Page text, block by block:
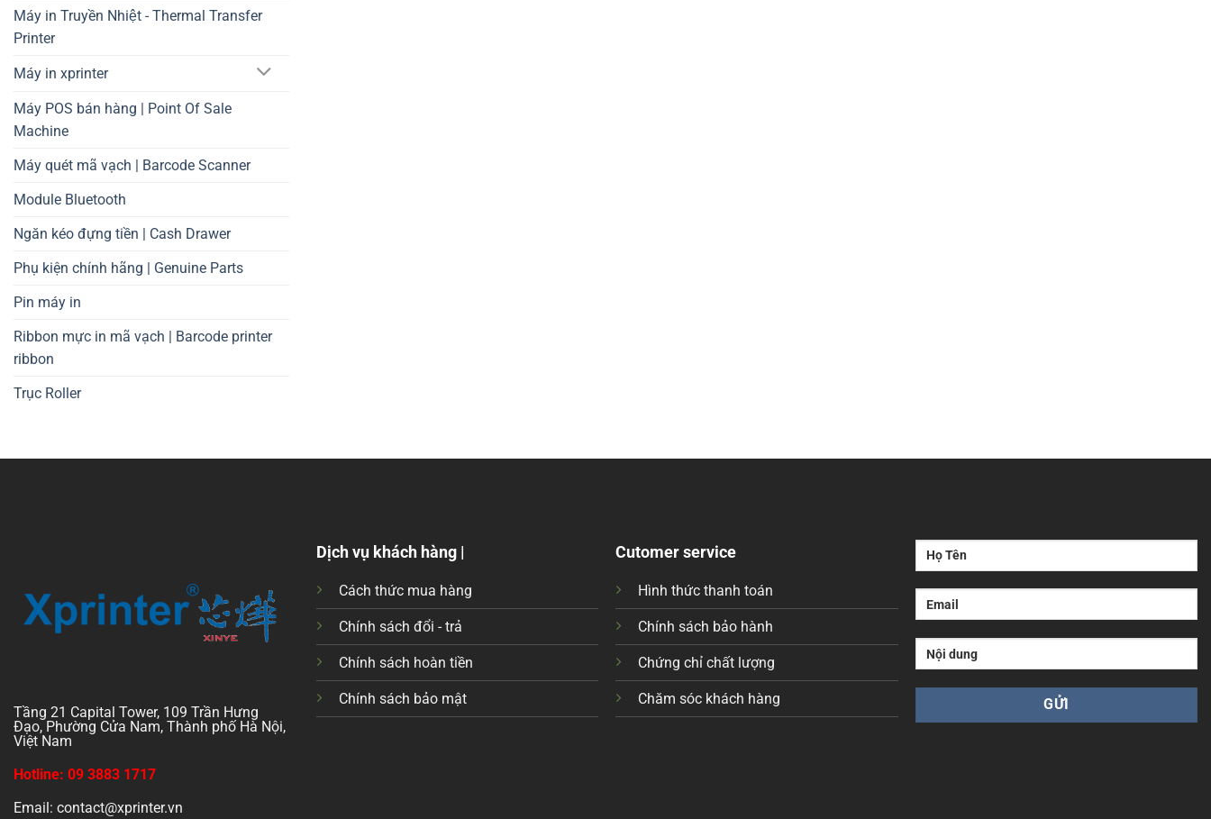
Máy in Truyền Nhiệt - Thermal Transfer
Printer
Máy in xprinter
Máy POS bán hàng | Point Of Sale
Machine
Máy quét mã vạch | Barcode Scanner
Module Bluetooth
Ngăn kéo đựng tiền | Cash Drawer
Phụ kiện chính hãng | Genuine Parts
Pin máy in
Ribbon mực in mã vạch | Barcode printer
ribbon
Trục Roller
Tầng 21 Capital Tower, 109 Trần Hưng
Đạo, Phường Cửa Nam, Thành phố Hà Nội,
Việt Nam
Hotline: 09 3883 1717
Email: contact@xprinter.vn
Dịch vụ khách hàng |
Cách thức mua hàng
Chính sách đổi - trả
Chính sách hoàn tiền
Chính sách bảo mật
Cutomer service
Hình thức thanh toán
Chính sách bảo hành
Chứng chỉ chất lượng
Chăm sóc khách hàng